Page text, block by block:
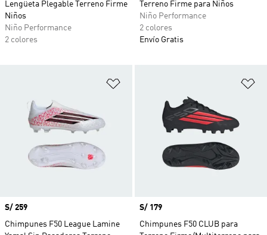
Lengüeta Plegable Terreno Firme
Niños
Niño Performance
2 colores
Terreno Firme para Niños
Niño Performance
2 colores
Envío Gratis
Precio
S/ 259
Chimpunes F50 League Lamine
Precio
S/ 179
Chimpunes F50 CLUB para